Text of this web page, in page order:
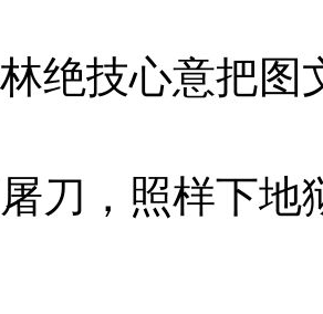
技心意把图
，照样下地